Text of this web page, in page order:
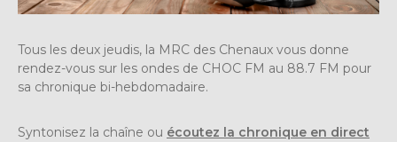
Tous les deux jeudis, la MRC des Chenaux vous donne
rendez-vous sur les ondes de CHOC FM au 88.7 FM pour
sa chronique bi-hebdomadaire.
Syntonisez la chaîne ou écoutez la chronique en direct